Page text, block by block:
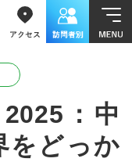
：中
をどっか